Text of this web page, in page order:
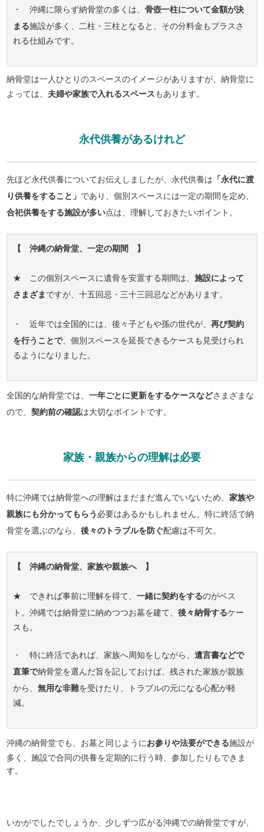
・ 沖縄に限らず納骨堂の多くは、骨壺一柱について金額が決
まる施設が多く、二柱・三柱となると、その分料金もプラスさ
れる仕組みです。
納骨堂は一人ひとりのスペースのイメージがありますが、納骨堂に
よっては、 夫婦や家族で入れるスペースもあります。
永代供養があるけれど
先ほど永代供養についてお伝えしましたが、永代供養は 「永代に渡
り供養をすること」 であり、個別スペースには一定の期間を定め、
合祀供養をする施設が多い点は、理解しておきたいポイント。
【 沖縄の納骨堂、一定の期間 】
★ この個別スペースに遺骨を安置する期間は、施設によって
さまざまですが、十五回忌・三十三回忌などがあります。
・ 近年では全国的には、後々子どもや孫の世代が、再び契約
を行うことで、個別スペースを延長できるケースも見受けられ
るようになりました。
全国的な納骨堂では、一年ごとに更新をするケースなどさまざまな
ので、契約前の確認は大切なポイントです。
家族・親族からの理解は必要
特に沖縄では納骨堂への理解はまだまだ進んでいないため、家族や
親族にも分かってもらう 必要はあるかもしれません。特に終活で納
骨堂を選ぶのなら、後々のトラブルを防ぐ配慮は不可欠。
【 沖縄の納骨堂、家族や親族へ 】
★ できれば事前に理解を得て、一緒に契約をするのがベス
ト。沖縄では納骨堂に納めつつお墓を建て、後々納骨するケー
スも。
・ 特に終活であれば、家族へ周知をしながら、遺言書などで
直筆で納骨堂を選んだ旨を記しておけば、残された家族が親族
から、無用な非難を受けたり、トラブルの元になる心配が軽
減。
沖縄の納骨堂でも、お墓と同じようにお参りや法要ができる施設が
多く、施設で合同の供養を定期的に行う時、参加したりもできま
す。
いかがでしたでしょうか、少しずつ広がる沖縄での納骨堂ですが、